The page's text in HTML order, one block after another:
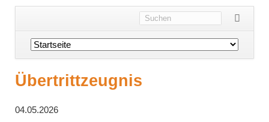
Navigation
überspringen
Übertrittzeugnis
04.05.2026